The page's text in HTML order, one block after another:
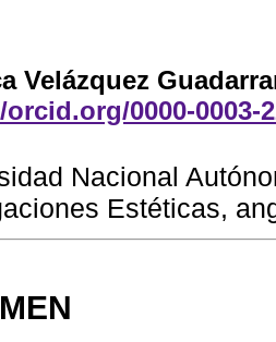
Velázquez
0000-0003-
Nacional
Estéticas,